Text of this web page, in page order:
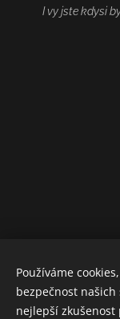
I vy jste kdysi
Používáme
bezpečnost
nejlepší